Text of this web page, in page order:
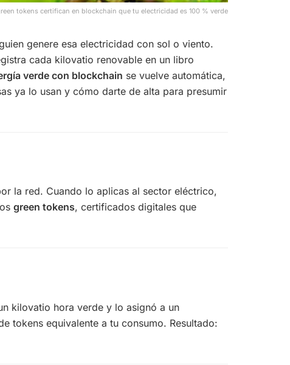
tokens certifican en blockchain que tu electricidad es 100 % verde
genere esa electricidad con sol o viento.
cada kilovatio renovable en un libro
verde con blockchain se vuelve automática,
ya lo usan y cómo darte de alta para presumir
la red. Cuando lo aplicas al sector eléctrico,
green tokens, certificados digitales que
kilovatio hora verde y lo asignó a un
tokens equivalente a tu consumo. Resultado: